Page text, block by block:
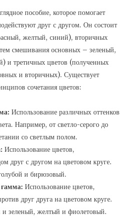
пособие, которое помогает
друг с другом. Он состоит
желтый, синий), вторичных
смешивания основных – зеленый,
и третичных цветов (полученных
и вторичных). Существует
сочетания цветов:
Использование различных оттенков
Например, от светло-серого до
со светлым полом.
Использование цветов,
друг с другом на цветовом круге.
и бирюзовый.
Использование цветов,
друг друга на цветовом круге.
зеленый, желтый и фиолетовый.